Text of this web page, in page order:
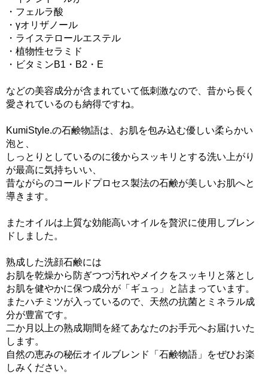
・フェルラ酸
・γオリザノール
・ライステロールエステル
・植物性セラミド
・ビタミンB1・B2・E
などの美容成分が含まれていて低刺激なので、昔から長く
愛されているのも納得ですね。
KumiStyle.の石鹸物語は、お肌を包み込む優しい柔らかい
泡と、
しっとりとしているのに後からスッキリとする洗い上がり
が最高に気持ちいい、
昔ながらのコールドプロセス製法の石鹸が美しいお肌へと
導きます。
またオイルは上質な効能高いオイルを贅沢に使用しブレン
ドしました。
熟成した洗顔石鹸には
お肌を乾燥から防ぎつつ汚れやメイクをスッキリと落とし
お肌を健やかに保つ成分が「ギュっ」と詰まっています。
またハチミツが入っているので、天然の抗菌とミネラル成
分が豊富です。
二か月以上の熟成期間を経てあなたのお手元へお届けいた
します。
自然の恵みの秘伝オイルブレンド「石鹸物語」をぜひお楽
しみください。